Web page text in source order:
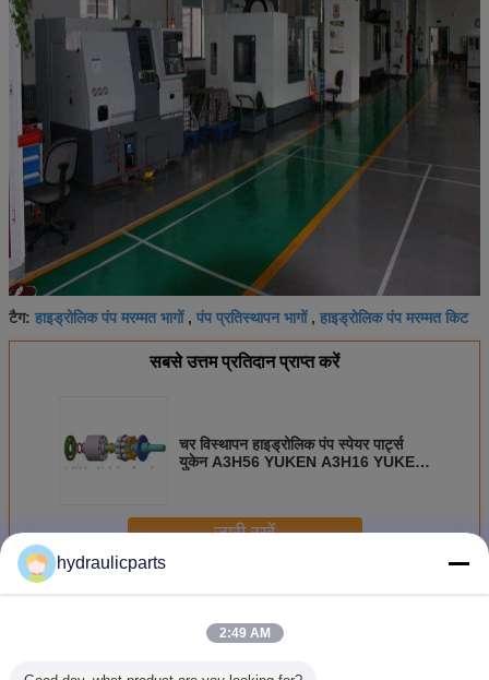
टैग: हाइड्रोलिक पंप मरम्मत भागों, पंप प्रतिस्थापन भागों, हाइड्रोलिक पंप मरम्मत किट
सबसे उत्तम प्रतिदान प्राप्त करें
चर विस्थापन हाइड्रोलिक पंप स्पेयर पार्ट्स
युकेन A3H56 YUKEN A3H16 YUKEN
जारी रखें
अधिकहाइड्रोलिक पंप स्पेयर पार्ट्स
hydraulicparts
2:49 AM